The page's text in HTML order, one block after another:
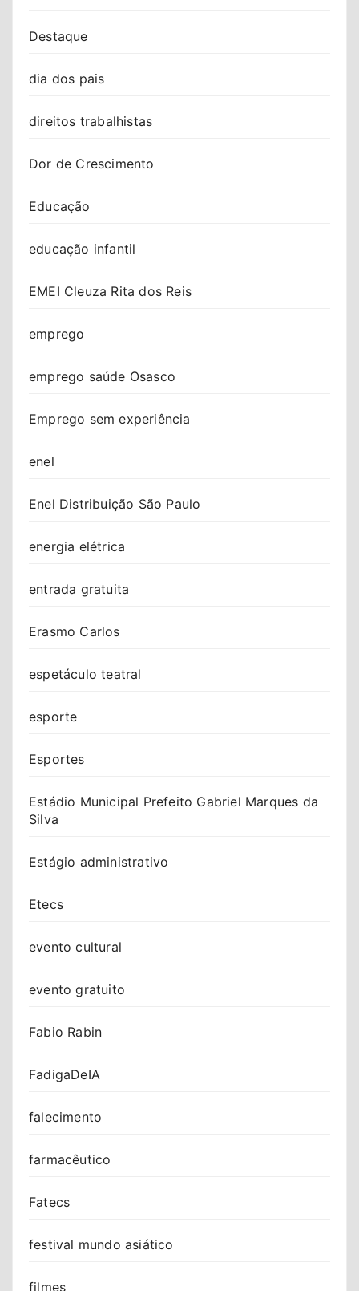
Destaque
dia dos pais
direitos trabalhistas
Dor de Crescimento
Educação
educação infantil
EMEI Cleuza Rita dos Reis
emprego
emprego saúde Osasco
Emprego sem experiência
enel
Enel Distribuição São Paulo
energia elétrica
entrada gratuita
Erasmo Carlos
espetáculo teatral
esporte
Esportes
Estádio Municipal Prefeito Gabriel Marques da
Silva
Estágio administrativo
Etecs
evento cultural
evento gratuito
Fabio Rabin
FadigaDeIA
falecimento
farmacêutico
Fatecs
festival mundo asiático
filmes